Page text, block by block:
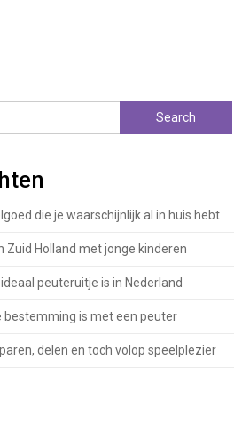
die je waarschijnlijk al in huis hebt
Zuid Holland met jonge kinderen
peuteruitje is in Nederland
bestemming is met een peuter
delen en toch volop speelplezier